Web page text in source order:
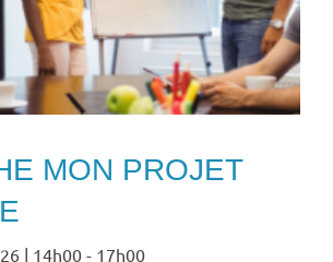
MON PROJET
| 14h00 - 17h00